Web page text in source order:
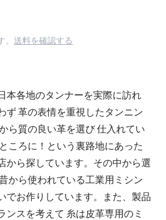
送料を確認する
本各地のタンナーを実際に訪れ
ず 革の表情を重視したタンニン
ら質の良い革を選び 仕入れてい
ころに！という裏路地にあった
から探しています。その中から選
から使われている工業用ミシン
でお作りしています。また、製品
ンスを考えて 糸は皮革専用のミ